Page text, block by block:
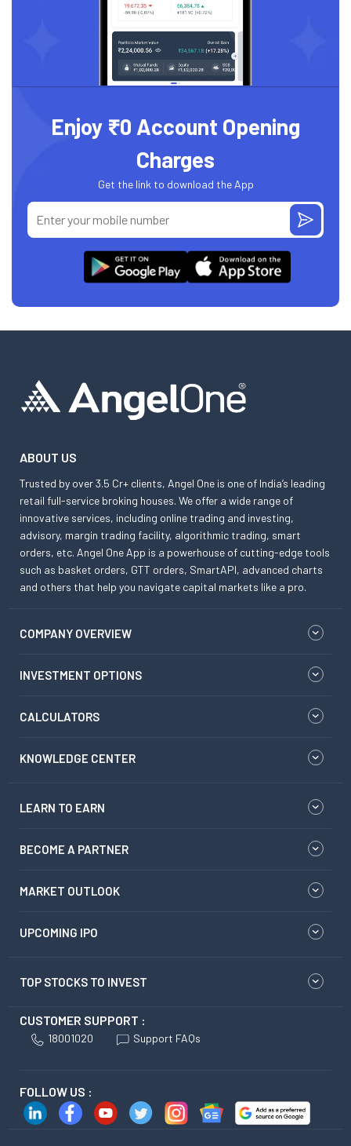
Enjoy ₹0 Account Opening
Charges
Get the link to download the App
ABOUT US
Trusted by over 3.5 Cr+ clients, Angel One is one of India’s leading
retail full-service broking houses. We offer a wide range of
innovative services, including online trading and investing,
advisory, margin trading facility, algorithmic trading, smart
orders, etc. Angel One App is a powerhouse of cutting-edge tools
such as basket orders, GTT orders, SmartAPI, advanced charts
and others that help you navigate capital markets like a pro.
COMPANY OVERVIEW
INVESTMENT OPTIONS
CALCULATORS
KNOWLEDGE CENTER
LEARN TO EARN
BECOME A PARTNER
MARKET OUTLOOK
UPCOMING IPO
TOP STOCKS TO INVEST
CUSTOMER SUPPORT :
18001020 Support FAQs
FOLLOW US :